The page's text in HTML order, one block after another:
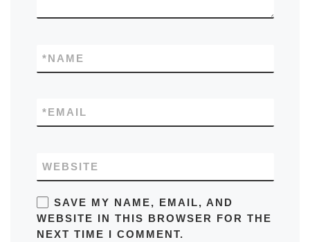
NAME
*
EMAIL
*
WEBSITE
SAVE MY NAME, EMAIL, AND
WEBSITE IN THIS BROWSER FOR THE
NEXT TIME I COMMENT.